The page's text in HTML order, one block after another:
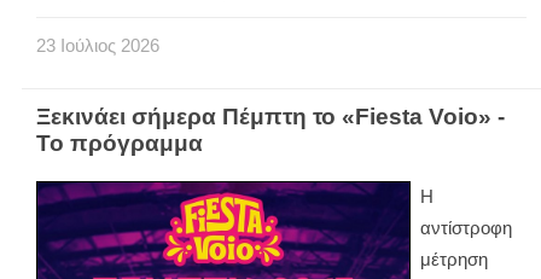
23 Ιούλιος 2026
Ξεκινάει σήμερα Πέμπτη το «Fiesta Voio» -
Το πρόγραμμα
Η
αντίστροφη
μέτρηση